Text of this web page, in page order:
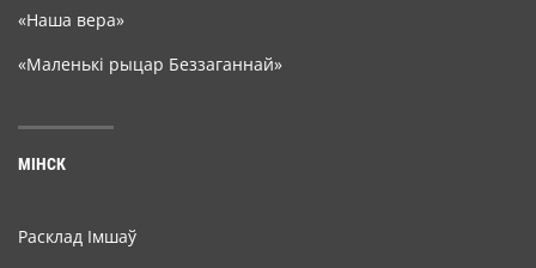
«Наша вера»
«Маленькі рыцар Беззаганнай»
МІНСК
Расклад Імшаў